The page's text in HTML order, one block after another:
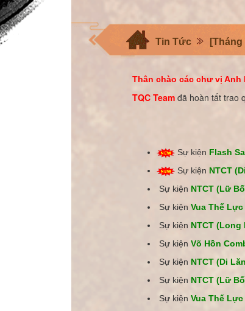
Tin Tức
Thân chào các chư vị Anh
TQC Team đã hoàn tất trao
Sự kiện Flash
Sự kiện NTCT
Sự kiện NTCT (Lữ
Sự kiện Vua Thế Lực
Sự kiện NTCT (Long
Sự kiện Võ Hồn
Sự kiện NTCT (Di
Sự kiện NTCT (Lữ
Sự kiện Vua Thế Lực